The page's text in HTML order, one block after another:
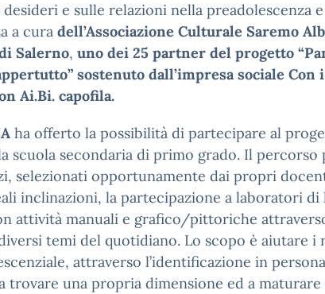
e sulle relazioni nella preadolescenza e
a cura dell’Associazione Culturale Saremo
Salerno, uno dei 25 partner del progetto
sostenuto dall’impresa sociale Con i
Ai.Bi. capofila.
ha offerto la possibilità di partecipare al
scuola secondaria di primo grado. Il percorso
selezionati opportunamente dai propri
inclinazioni, la partecipazione a laboratori
attività manuali e grafico/pittoriche
temi del quotidiano. Lo scopo è aiutare i
attraverso l’identificazione in
trovare una propria dimensione ed a maturare